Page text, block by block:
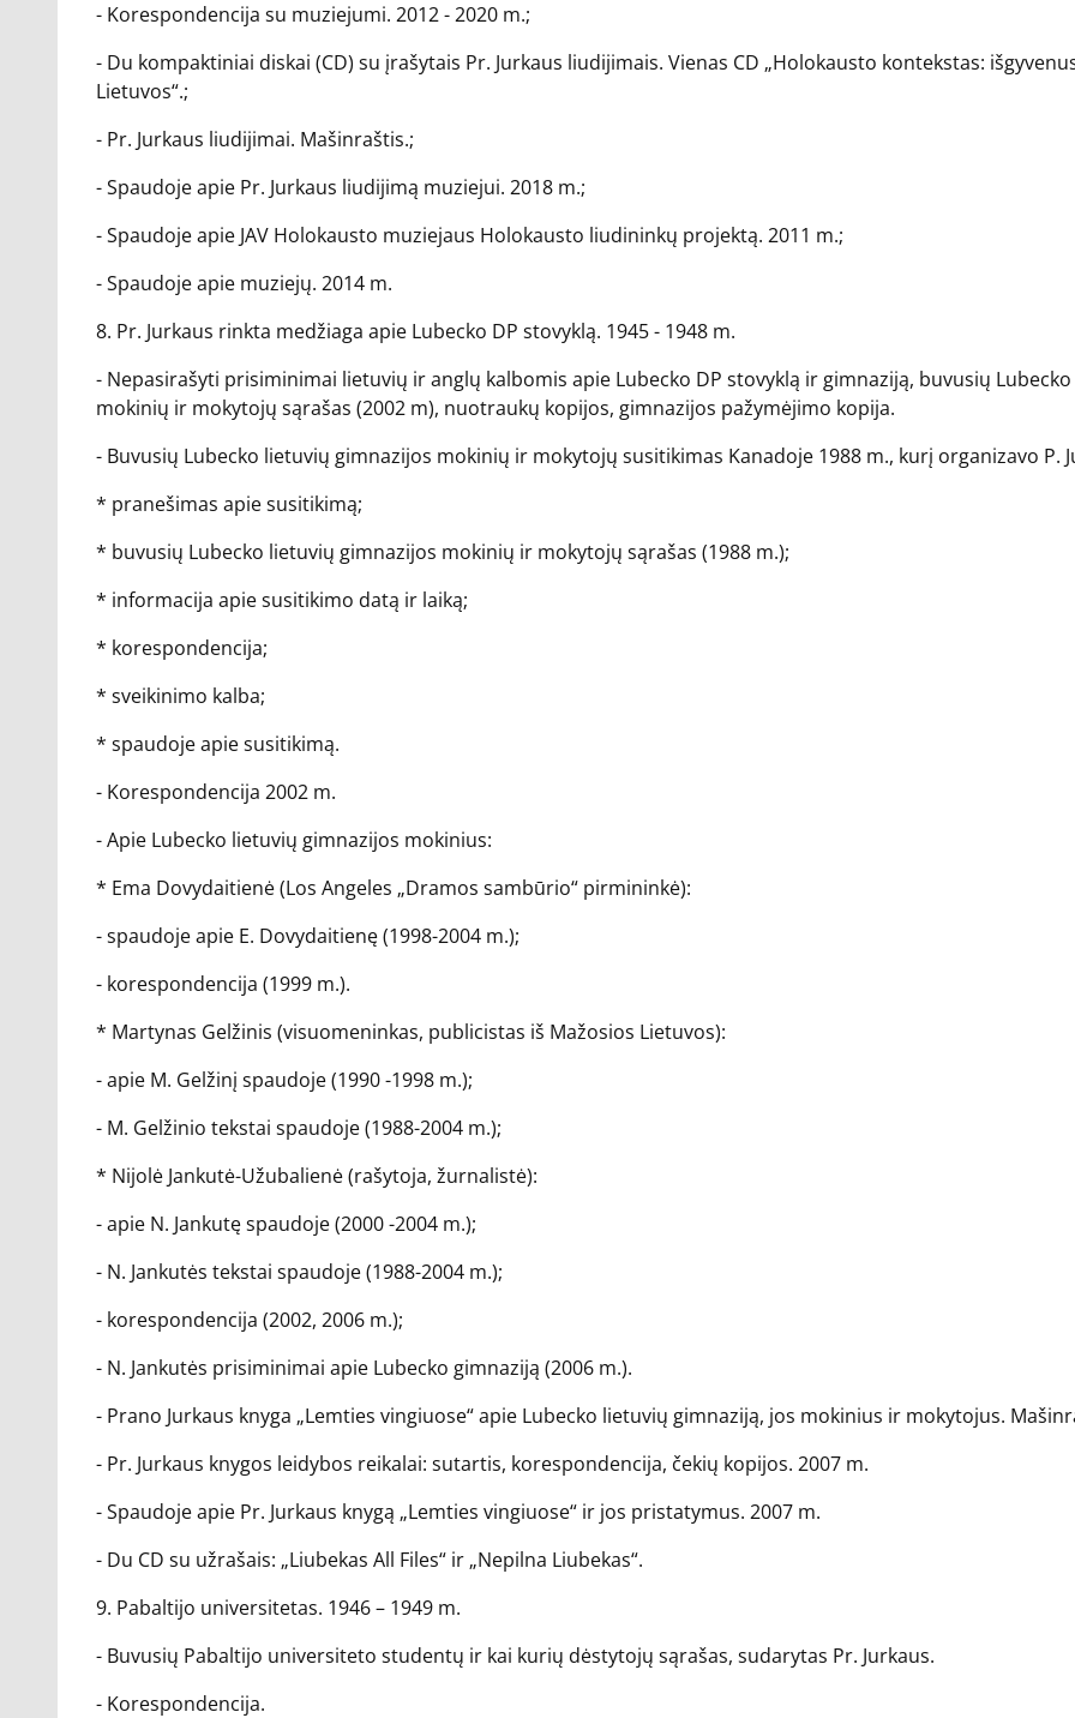
- Korespondencija su muziejumi. 2012 - 2020 m.;
- Du kompaktiniai diskai (CD) su įrašytais Pr. Jurkaus liudijimais. Vienas CD „Holokausto kontekstas:
Lietuvos“.;
- Pr. Jurkaus liudijimai. Mašinraštis.;
- Spaudoje apie Pr. Jurkaus liudijimą muziejui. 2018 m.;
- Spaudoje apie JAV Holokausto muziejaus Holokausto liudininkų projektą. 2011 m.;
- Spaudoje apie muziejų. 2014 m.
8. Pr. Jurkaus rinkta medžiaga apie Lubecko DP stovyklą. 1945 - 1948 m.
- Nepasirašyti prisiminimai lietuvių ir anglų kalbomis apie Lubecko DP stovyklą ir gimnaziją, buvusių
mokinių ir mokytojų sąrašas (2002 m), nuotraukų kopijos, gimnazijos pažymėjimo kopija.
- Buvusių Lubecko lietuvių gimnazijos mokinių ir mokytojų susitikimas Kanadoje 1988 m., kurį organizavo P.
* pranešimas apie susitikimą;
* buvusių Lubecko lietuvių gimnazijos mokinių ir mokytojų sąrašas (1988 m.);
* informacija apie susitikimo datą ir laiką;
* korespondencija;
* sveikinimo kalba;
* spaudoje apie susitikimą.
- Korespondencija 2002 m.
- Apie Lubecko lietuvių gimnazijos mokinius:
* Ema Dovydaitienė (Los Angeles „Dramos sambūrio“ pirmininkė):
- spaudoje apie E. Dovydaitienę (1998-2004 m.);
- korespondencija (1999 m.).
* Martynas Gelžinis (visuomeninkas, publicistas iš Mažosios Lietuvos):
- apie M. Gelžinį spaudoje (1990 -1998 m.);
- M. Gelžinio tekstai spaudoje (1988-2004 m.);
* Nijolė Jankutė-Užubalienė (rašytoja, žurnalistė):
- apie N. Jankutę spaudoje (2000 -2004 m.);
- N. Jankutės tekstai spaudoje (1988-2004 m.);
- korespondencija (2002, 2006 m.);
- N. Jankutės prisiminimai apie Lubecko gimnaziją (2006 m.).
- Prano Jurkaus knyga „Lemties vingiuose“ apie Lubecko lietuvių gimnaziją, jos mokinius ir mokytojus.
- Pr. Jurkaus knygos leidybos reikalai: sutartis, korespondencija, čekių kopijos. 2007 m.
- Spaudoje apie Pr. Jurkaus knygą „Lemties vingiuose“ ir jos pristatymus. 2007 m.
- Du CD su užrašais: „Liubekas All Files“ ir „Nepilna Liubekas“.
9. Pabaltijo universitetas. 1946 – 1949 m.
- Buvusių Pabaltijo universiteto studentų ir kai kurių dėstytojų sąrašas, sudarytas Pr. Jurkaus.
- Korespondencija.